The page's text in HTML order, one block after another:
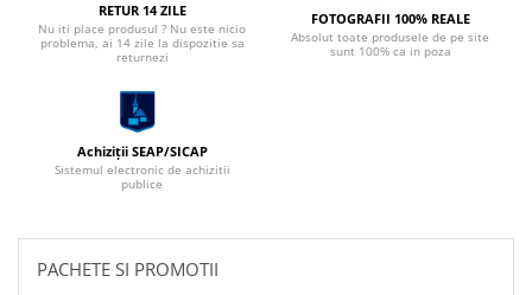
RETUR 14 ZILE
Nu iti place produsul ? Nu este nicio
problema, ai 14 zile la dispozitie sa
returnezi
FOTOGRAFII 100% REALE
Absolut toate produsele de pe site
sunt 100% ca in poza
Achiziții SEAP/SICAP
Sistemul electronic de achizitii
publice
PACHETE SI PROMOTII